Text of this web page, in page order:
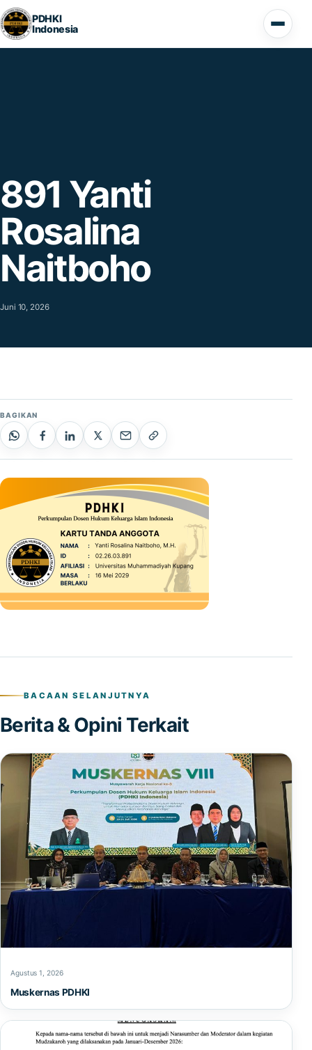
Lompat ke konten
PDHKI
Indonesia
Buka
891 Yanti
Rosalina
Naitboho
Juni 10, 2026
BAGIKAN
BACAAN SELANJUTNYA
Berita & Opini Terkait
Agustus 1, 2026
Muskernas PDHKI